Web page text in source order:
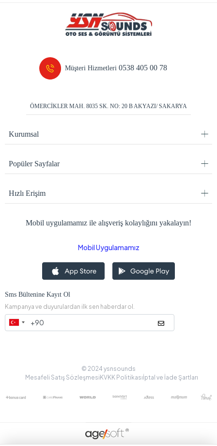
Müşteri Hizmetleri0538 405 00 78
ÖMERCİKLER MAH. 8035 SK. NO: 20 B AKYAZI/ SAKARYA
Kurumsal
Popüler Sayfalar
Hızlı Erişim
Mobil uygulamamız ile alışveriş kolaylığını yakalayın!
Mobil Uygulamamız
Sms Bültenine Kayıt Ol
Kampanya ve duyurulardan ilk sen haberdar ol.
© 2024 ysnsounds
Mesafeli Satış Sözleşmesi KVKK Politikasıİptal ve İade Şartları